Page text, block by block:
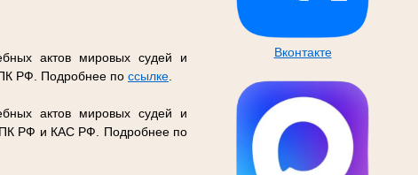
Вконтакте
актов мировых судей и
РФ. Подробнее по ссылке.
актов мировых судей и
РФ и КАС РФ. Подробнее по